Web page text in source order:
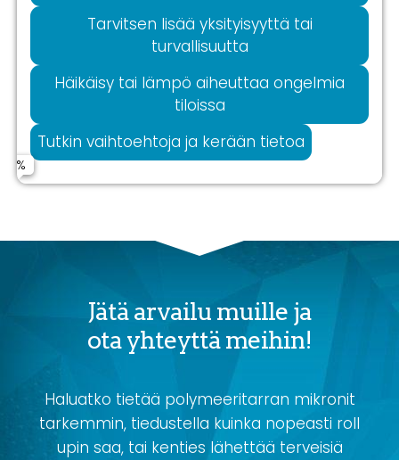
Tarvitsen lisää yksityisyyttä tai
turvallisuutta
Häikäisy tai lämpö aiheuttaa ongelmia
tiloissa
Tutkin vaihtoehtoja ja kerään tietoa
Jätä arvailu muille ja
ota yhteyttä meihin!
Haluatko tietää polymeeritarran mikronit
tarkemmin, tiedustella kuinka nopeasti roll
upin saa, tai kenties lähettää terveisiä